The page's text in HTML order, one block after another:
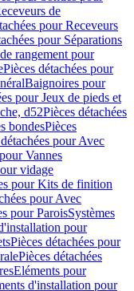
de
pour Receveurs
pour Séparations
rangement pour
Pièces détachées pour
Baignoires pour
pour Jeux de pieds et
d52Pièces détachées
bondesPièces
pour Avec
Vannes
vidage
pour Kits de finition
pour Avec
pour ParoisSystèmes
pour
Pièces détachées pour
Pièces détachées
Eléments pour
d'installation pour